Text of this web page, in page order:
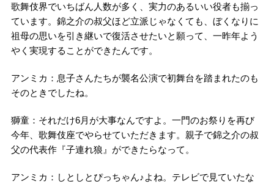
歌舞伎界でいちばん人数が多く、実力のあるいい役者も揃っ
ています。錦之介の叔父ほど立派じゃなくても、ぼくなりに
祖母の思いを引き継いで復活させたいと願って、一昨年よう
やく実現することができたんです。
アンミカ：息子さんたちが襲名公演で初舞台を踏まれたのも
そのときでしたね。
獅童：それだけ6月が大事なんですよ。一門のお祭りを再び
今年、歌舞伎座でやらせていただきます。親子で錦之介の叔
父の代表作『子連れ狼』ができたらなって。
アンミカ：しとしとぴっちゃん♪よね。テレビで見ていたな